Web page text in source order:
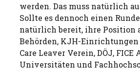
werden. Das muss natürlich
Sollte es dennoch einen
natürlich bereit, ihre Position
Behörden, KJH-
Care Leaver Verein, DÖJ,
Universitäten und